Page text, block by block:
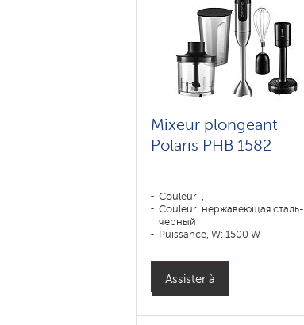
Mixeur plongeant
Polaris PHB 1582
Couleur: ,
Couleur: нержавеющая сталь-
черный
Puissance, W: 1500 W
Assister à